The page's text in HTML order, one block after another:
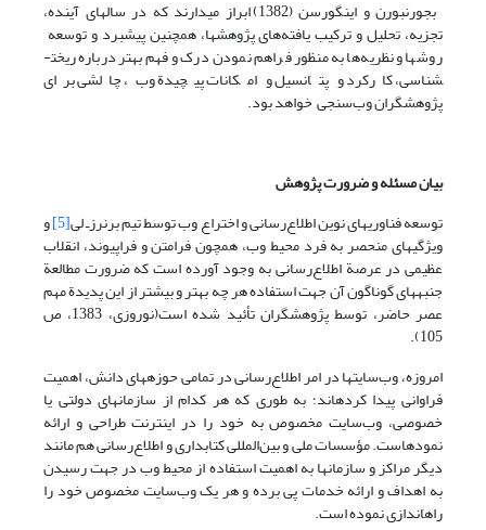
بجورنبورن و اینگورسن (1382) ابراز می­دارند که در سالهای آینده،
تجزیه، تحلیل و ترکیب یافته‌های پژوهشها، همچنین پیشبرد و توسعه
روشها و نظریه‌ها به منظور فراهم نمودن درک و فهم بهتر درباره ریخت­
شناسی، کارکرد و پتانسیل و امکانات پیچیدة وب، چالشی برای
پژوهشگران وب‌سنجی خواهد بود.
بیان مسئله و ضرورت پژوهش
توسعه فناوریهای نوین اطلاع‌رسانی و اختراع وب توسط تیم برنرزـ لی[5] و
ویژگیهای منحصر به فرد محیط وب، همچون فرامتن و فراپیوند، انقلاب
عظیمی در عرصة اطلاع‌رسانی به وجود آورده است که ضرورت مطالعة
جنبه­های گوناگون آن جهت استفاده هر چه بهتر و بیشتر از این پدیدة مهم
عصر حاضر، توسط پژوهشگران تأئید شده است(نوروزی، 1383، ص
105).
امروزه، وب‌سایتها در امر اطلاع‌رسانی در تمامی حوزه­های دانش، اهمیت
فراوانی پیدا کرده­اند؛ به طوری که هر کدام از سازمانهای دولتی یا
خصوصی، وب‌سایت مخصوص به خود را در اینترنت طراحی و ارائه
نموده­است. مؤسسات ملی و بین‌المللی کتابداری و اطلاع‌رسانی هم مانند
دیگر مراکز و سازمانها به اهمیت استفاده از محیط وب در جهت رسیدن
به اهداف و ارائه خدمات پی برده و هر یک وب‌سایت مخصوص خود را
راه­اندازی نموده است.